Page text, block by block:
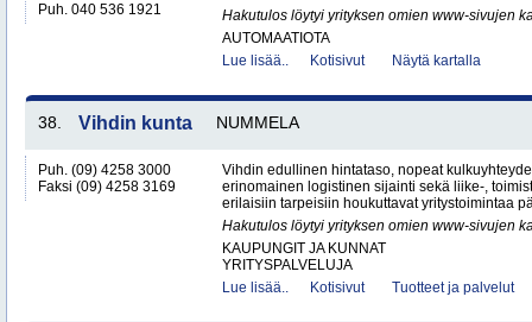
Puh. 040 536 1921
Hakutulos löytyi yrityksen omien www-sivujen
AUTOMAATIOTA
Lue lisää..
Kotisivut Näytä kartalla
38. Vihdin kunta NUMMELA
Puh. (09) 4258 3000
Faksi (09) 4258 3169
Vihdin edullinen hintataso, nopeat
erinomainen logistinen sijainti sekä liike-,
erilaisiin tarpeisiin houkuttavat yritystoimintaa
Hakutulos löytyi yrityksen omien www-sivujen
KAUPUNGIT JA KUNNAT
YRITYSPALVELUJA
Lue lisää..
Kotisivut Tuotteet ja palvelut